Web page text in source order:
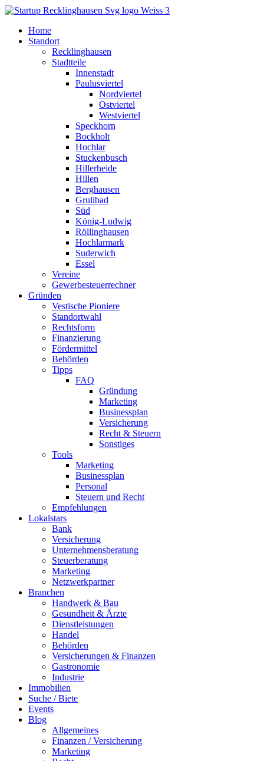
Home
Standort
Recklinghausen
Stadtteile
Innenstadt
Paulusviertel
Nordviertel
Ostviertel
Westviertel
Speckhorn
Bockholt
Hochlar
Stuckenbusch
Hillerheide
Hillen
Berghausen
Grullbad
Süd
König-Ludwig
Röllinghausen
Hochlarmark
Suderwich
Essel
Vereine
Gewerbesteuerrechner
Gründen
Vestische Pioniere
Standortwahl
Rechtsform
Finanzierung
Fördermittel
Behörden
Tipps
FAQ
Gründung
Marketing
Businessplan​
Versicherung
Recht & Steuern
Sonstiges
Tools
Marketing
Businessplan
Personal
Steuern und Recht
Empfehlungen
Lokalstars
Bank
Versicherung
Unternehmensberatung
Steuerberatung
Marketing
Netzwerkpartner
Branchen
Handwerk & Bau
Gesundheit & Ärzte
Dienstleistungen
Handel
Behörden
Versicherungen & Finanzen
Gastronomie
Industrie
Immobilien
Suche / Biete
Events
Blog
Allgemeines
Finanzen / Versicherung
Marketing